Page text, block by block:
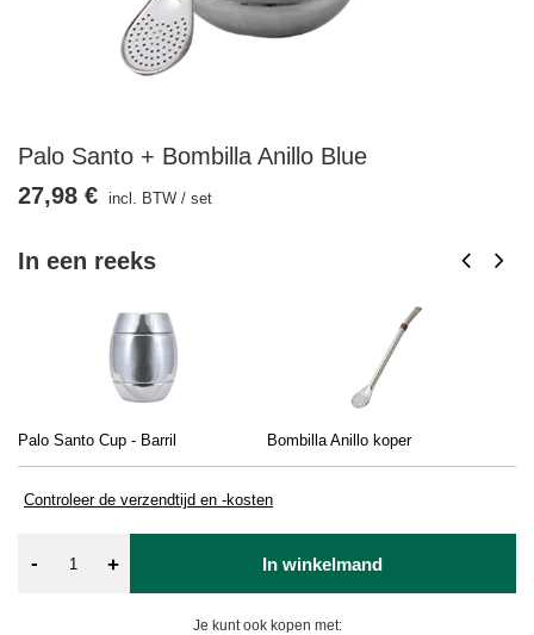
Palo Santo + Bombilla Anillo Blue
In een reeks
Palo Santo Cup - Barril Bombilla Anillo koper
Controleer de verzendtijd en -kosten
27,98 € incl. BTW / set
- + In winkelmand
Je kunt ook kopen met: